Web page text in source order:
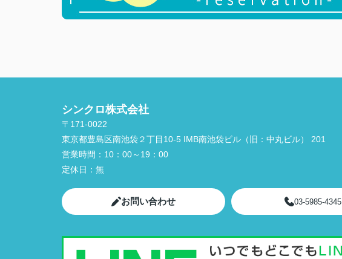
シンクロ株式会社
〒171-0022
東京都豊島区南池袋２丁目10-5 IMB南池袋ビル（旧：中丸ビル） 201
営業時間： 10：00～19：00
定休日： 無
お問い合わせ 03-5985-4345